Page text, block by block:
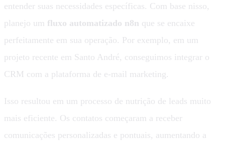
entender suas necessidades específicas. Com base nisso,
planejo um fluxo automatizado n8n que se encaixe
perfeitamente em sua operação. Por exemplo, em um
projeto recente em Santo André, conseguimos integrar o
CRM com a plataforma de e-mail marketing.
Isso resultou em um processo de nutrição de leads muito
mais eficiente. Os contatos começaram a receber
comunicações personalizadas e pontuais, aumentando a